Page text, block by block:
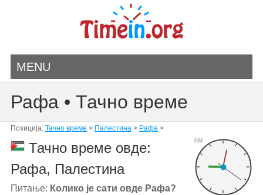
MENU
Рафа • Тачно време
Позиција: Тачно време > Палестина> Рафа>
AM
Тачно време овде:
Рафа, Палестина
Питање: Колико је сати овде Рафа?